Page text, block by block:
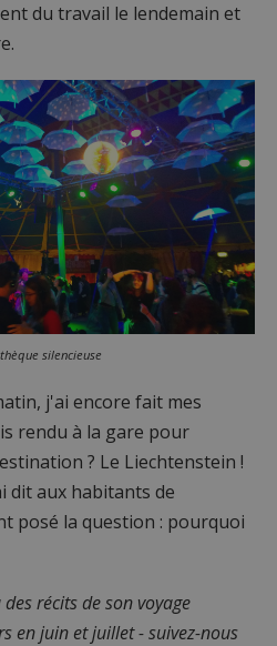
du travail le lendemain et
silencieuse
j'ai encore fait mes
rendu à la gare pour
? Le Liechtenstein !
dit aux habitants de
posé la question : pourquoi
récits de son voyage
en juin et juillet - suivez-nous